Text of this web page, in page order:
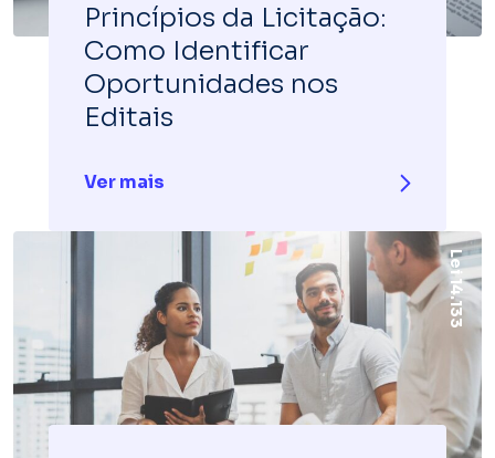
Princípios da Licitação:
Como Identificar
Oportunidades nos
Editais
Ver mais
Lei 14.133